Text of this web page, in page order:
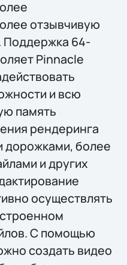
отзывчивую
Поддержка 64-
Pinnacle
и всю
память
рендеринга
дорожками, более
и других
осуществлять
С помощью
создать видео